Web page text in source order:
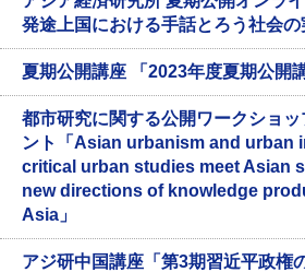
発途上国における手話とろう社会の
夏期公開講座 「2023年度夏期公開
都市研究に関する公開ワークショ
ント「Asian urbanism and urban
critical urban studies meet Asian
new directions of knowledge
Asia」
アジ研中国講座「第3期習近平政権